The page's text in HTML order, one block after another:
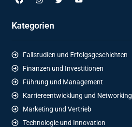
Kategorien
Fallstudien und Erfolgsgeschichten
Finanzen und Investitionen
Führung und Management
Karriereentwicklung und Networking
Marketing und Vertrieb
Technologie und Innovation